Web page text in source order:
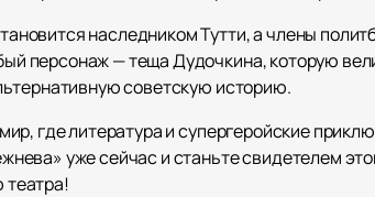
наследником Тутти, а члены
персонаж — теща Дудочкина, которую
советскую историю.
где литература и супергеройские
уже сейчас и станьте свидетелем
театра!